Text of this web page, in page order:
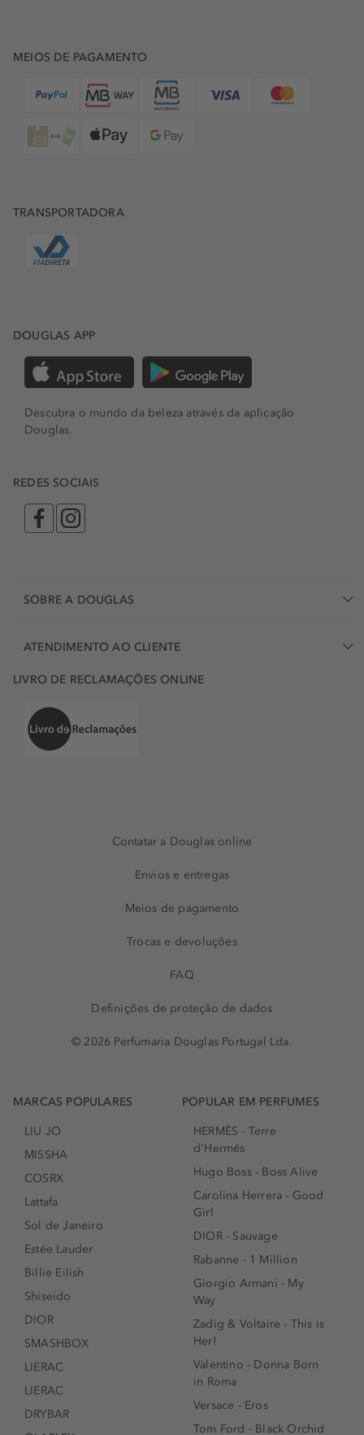
MEIOS DE PAGAMENTO
TRANSPORTADORA
DOUGLAS APP
Descubra o mundo da beleza através da aplicação
Douglas.
REDES SOCIAIS
SOBRE A DOUGLAS
ATENDIMENTO AO CLIENTE
LIVRO DE RECLAMAÇÕES ONLINE
Contatar a Douglas online
Envios e entregas
Meios de pagamento
Trocas e devoluções
FAQ
Definições de proteção de dados
© 2026 Perfumaria Douglas Portugal Lda.
MARCAS POPULARES
LIU JO
MISSHA
COSRX
Lattafa
Sol de Janeiro
Estée Lauder
Billie Eilish
Shiseido
DIOR
SMASHBOX
LIERAC
LIERAC
DRYBAR
POPULAR EM PERFUMES
HERMÈS - Terre
d'Hermés
Hugo Boss - Boss Alive
Carolina Herrera - Good
Girl
DIOR - Sauvage
Rabanne - 1 Million
Giorgio Armani - My
Way
Zadig & Voltaire - This is
Her!
Valentino - Donna Born
in Roma
Versace - Eros
Tom Ford - Black Orchid